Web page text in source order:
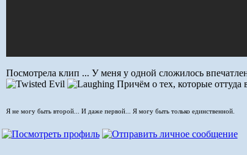
Посмотрела клип ... У меня у одной сложилось
Причём о тех, которые оттуда
Я не могу быть второй... И даже первой... Я могу быть только единственной.